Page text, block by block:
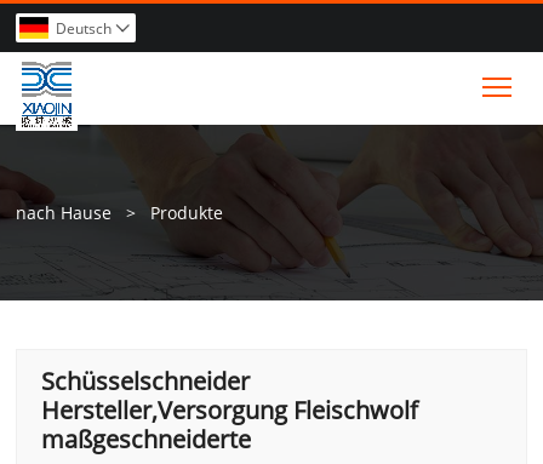
Deutsch 
nach Hause > Produkte
Schüsselschneider
Hersteller,Versorgung Fleischwolf
maßgeschneiderte